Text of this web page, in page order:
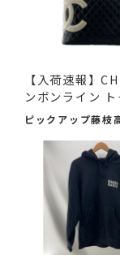
【入荷速報】
ンボンライン
グ...
ピックアップ藤枝